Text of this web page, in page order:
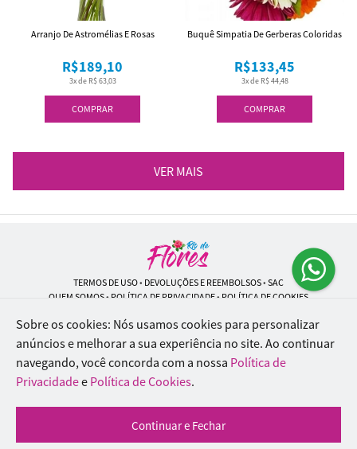
COMPRAR
3x de R$ 63,03
R$189,10
Arranjo De Astromélias E Rosas
COMPRAR
3x de R$ 44,48
R$133,45
Buquê Simpatia De Gerberas Coloridas
VER MAIS
TERMOS DE USO• DEVOLUÇÕES E REEMBOLSOS• SAC
QUEM SOMOS• POLÍTICA DE PRIVACIDADE• POLÍTICA DE COOKIES
Rio de Flores | CNPJ: 18.184.423/0001-74
Rua Lopes Trovão, 42 - Rio de Janeiro - RJ - 20.920-340
WhatsApp: (21) 96451-9290| Telefone: (21) 9 6715-9790
© 2024-2026 - Todos os direitos reservados - Desenvolvido por
Inteligentes
Sobre os cookies: Nós usamos cookies para personalizar
anúncios e melhorar a sua experiência no site. Ao continuar
navegando, você concorda com a nossa Política de
Privacidadee Política de Cookies.
Continuar e Fechar